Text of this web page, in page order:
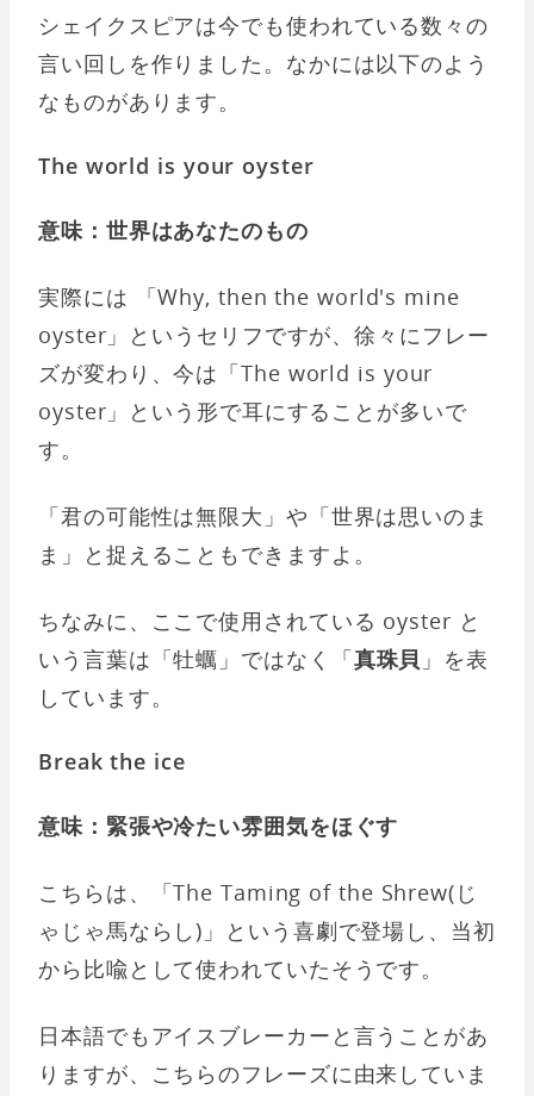
シェイクスピアは今でも使われている数々の
言い回しを作りました。なかには以下のよう
なものがあります。
The world is your oyster
意味：世界はあなたのもの
実際には 「Why, then the world's mine
oyster」というセリフですが、徐々にフレー
ズが変わり、今は「The world is your
oyster」という形で耳にすることが多いで
す。
「君の可能性は無限大」や「世界は思いのま
ま」と捉えることもできますよ。
ちなみに、ここで使用されている oyster と
いう言葉は「牡蠣」ではなく「真珠貝 」を表
しています。
Break the ice
意味：緊張や冷たい雰囲気をほぐす
こちらは、「The Taming of the Shrew(じ
ゃじゃ馬ならし)」という喜劇で登場し、当初
から比喩として使われていたそうです。
日本語でもアイスブレーカーと言うことがあ
りますが、こちらのフレーズに由来していま